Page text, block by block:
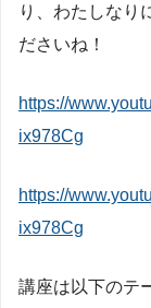
り、わたしなり
ださいね！
https://
ix978Cg
https://
ix978Cg
講座は以下のテ